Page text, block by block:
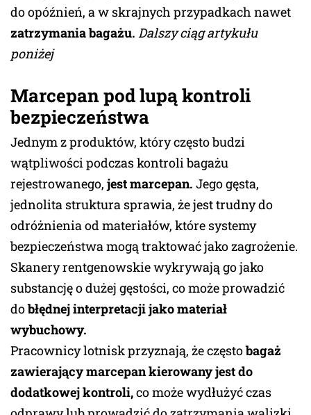
do opóźnień, a w skrajnych przypadkach nawet
zatrzymania bagażu. Dalszy ciąg artykułu
poniżej
Marcepan pod lupą kontroli
bezpieczeństwa
Jednym z produktów, który często budzi
wątpliwości podczas kontroli bagażu
rejestrowanego, jest marcepan. Jego gęsta,
jednolita struktura sprawia, że jest trudny do
odróżnienia od materiałów, które systemy
bezpieczeństwa mogą traktować jako zagrożenie.
Skanery rentgenowskie wykrywają go jako
substancję o dużej gęstości, co może prowadzić
dobłędnej interpretacji jako materiał
wybuchowy.
Pracownicy lotnisk przyznają, że częstobagaż
zawierający marcepan kierowany jest do
dodatkowej kontroli,co może wydłużyć czas